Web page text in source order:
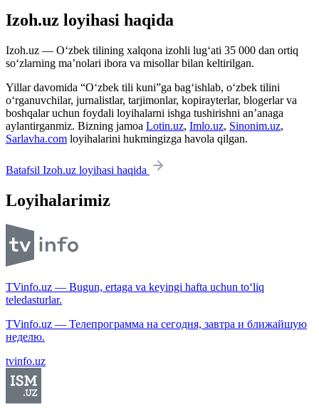
Izoh.uz loyihasi haqida
Izoh.uz — O‘zbek tilining xalqona izohli lug‘ati 35 000 dan ortiq
so‘zlarning ma’nolari ibora va misollar bilan keltirilgan.
Yillar davomida “O‘zbek tili kuni”ga bag‘ishlab, o‘zbek tilini
o‘rganuvchilar, jurnalistlar, tarjimonlar, kopirayterlar, blogerlar va
boshqalar uchun foydali loyihalarni ishga tushirishni an’anaga
aylantirganmiz. Bizning jamoa Lotin.uz, Imlo.uz, Sinonim.uz,
Sarlavha.com loyihalarini hukmingizga havola qilgan.
Batafsil Izoh.uz loyihasi haqida
Loyihalarimiz
TVinfo.uz — Bugun, ertaga va keyingi hafta uchun to‘liq
teledasturlar.
TVinfo.uz — Телепрограмма на сегодня, завтра и ближайшую
неделю.
tvinfo.uz